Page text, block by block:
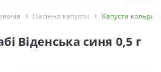
Насіння капусти Капуста
Віденська синя 0,5 г